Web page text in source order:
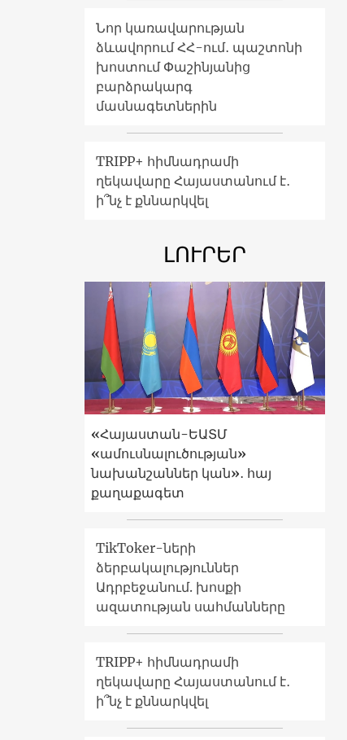
Նոր կառավարության
ձևավորում ՀՀ-ում․ պաշտոնի
խոստում Փաշինյանից
բարձրակարգ
մասնագետներին
TRIPP+ հիմնադրամի
ղեկավարը Հայաստանում է․
ի՞նչ է քննարկվել
ԼՈՒՐԵՐ
«Հայաստան-ԵԱՏՄ
«ամուսնալուծության»
նախանշաններ կան»․ հայ
քաղաքագետ
TikToker-ների
ձերբակալություններ
Ադրբեջանում. խոսքի
ազատության սահմանները
TRIPP+ հիմնադրամի
ղեկավարը Հայաստանում է․
ի՞նչ է քննարկվել